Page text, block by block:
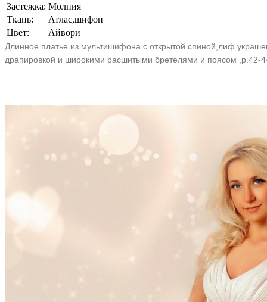
Застежка: Mолния
Ткань:
Атлас,шифон
Цвет:
Aйвори
Длинное платье из мультишифона с открытой спиной,лиф
драпировкой и широкими расшитыми бретелями и поясом ,р.42-